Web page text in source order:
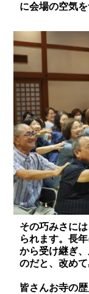
に会場の空気
その巧みさに
られます。長
から受け継ぎ
のだと、改めて
皆さんお寺の